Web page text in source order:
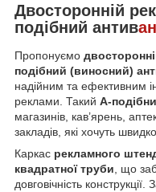
Двосторонній
подібний антив
Пропонуємо
подібний (виносний)
надійним та ефективним
реклами. Такий А-
магазинів, кав’ярень,
закладів, які хочуть
Каркас рекламного
квадратної труби, що
довговічність конструкції.